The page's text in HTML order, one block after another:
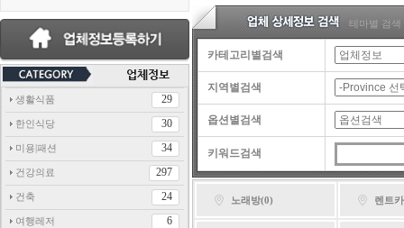
생활식품 29
한인식당 30
미용|패션 34
건강의료 297
건축 24
여행레저 6
테마별 검색
카테고리별검색
지역별검색
옵션별검색
키워드검색
노래방(0) 렌트